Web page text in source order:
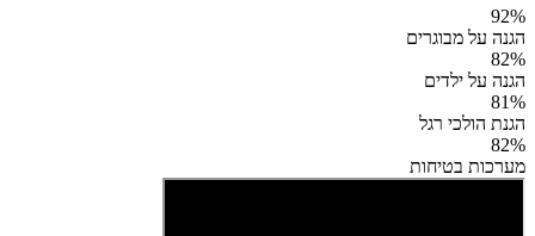
92%
הגנה על מבוגרים
82%
הגנה על ילדים
81%
הגנת הולכי רגל
82%
מערכות בטיחות